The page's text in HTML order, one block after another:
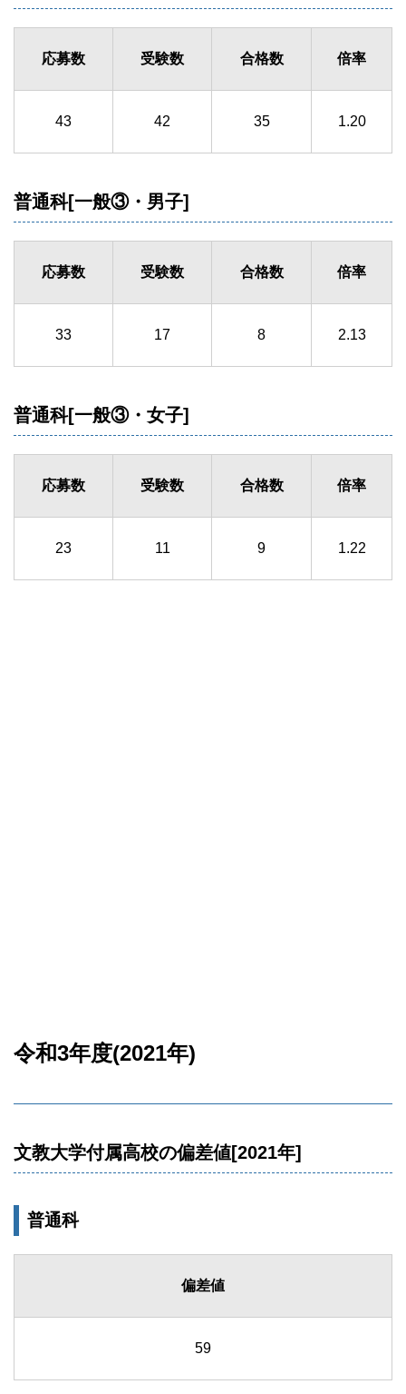
応募数 受験数 合格数 倍率
43 42 35 1.20
普通科[一般③・男子]
応募数 受験数 合格数 倍率
33 17 8 2.13
普通科[一般③・女子]
応募数 受験数 合格数 倍率
23 11 9 1.22
令和3年度(2021年)
文教大学付属高校の偏差値[2021年]
普通科
偏差値
59